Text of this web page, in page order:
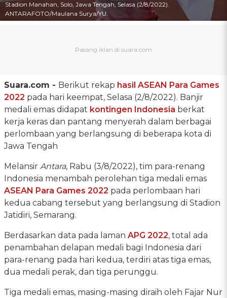
Stadion Manahan, Solo, Jawa Tengah, Selasa (2/8/2022).
ANTARAFOTO/Maulana Surya/YU.
Suara.com - Berikut rekap hasil ASEAN Para Games
2022 pada hari keempat, Selasa (2/8/2022). Banjir
medali emas didapat kontingen Indonesia berkat
kerja keras dan pantang menyerah dalam berbagai
perlombaan yang berlangsung di beberapa kota di
Jawa Tengah
Melansir Antara, Rabu (3/8/2022), tim para-renang
Indonesia menambah perolehan tiga medali emas
ASEAN Para Games 2022 pada perlombaan hari
kedua cabang tersebut yang berlangsung di Stadion
Jatidiri, Semarang.
Berdasarkan data pada laman APG 2022, total ada
penambahan delapan medali bagi Indonesia dari
para-renang pada hari kedua, terdiri atas tiga emas,
dua medali perak, dan tiga perunggu.
Tiga medali emas, masing-masing diraih oleh Fajar Nur